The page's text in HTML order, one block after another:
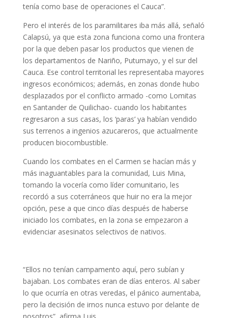
tenía como base de operaciones el Cauca”.
Pero el interés de los paramilitares iba más allá, señaló
Calapsú, ya que esta zona funciona como una frontera
por la que deben pasar los productos que vienen de
los departamentos de Nariño, Putumayo, y el sur del
Cauca. Ese control territorial les representaba mayores
ingresos económicos; además, en zonas donde hubo
desplazados por el conflicto armado -como Lomitas
en Santander de Quilichao- cuando los habitantes
regresaron a sus casas, los ‘paras’ ya habían vendido
sus terrenos a ingenios azucareros, que actualmente
producen biocombustible.
Cuando los combates en el Carmen se hacían más y
más inaguantables para la comunidad, Luis Mina,
tomando la vocería como líder comunitario, les
recordó a sus coterráneos que huir no era la mejor
opción, pese a que cinco días después de haberse
iniciado los combates, en la zona se empezaron a
evidenciar asesinatos selectivos de nativos.
“Ellos no tenían campamento aquí, pero subían y
bajaban. Los combates eran de días enteros. Al saber
lo que ocurría en otras veredas, el pánico aumentaba,
pero la decisión de irnos nunca estuvo por delante de